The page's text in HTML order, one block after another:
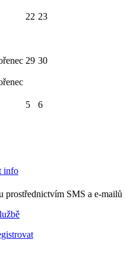
22 23
29 30
5
6
prostřednictvím SMS a e-mailů